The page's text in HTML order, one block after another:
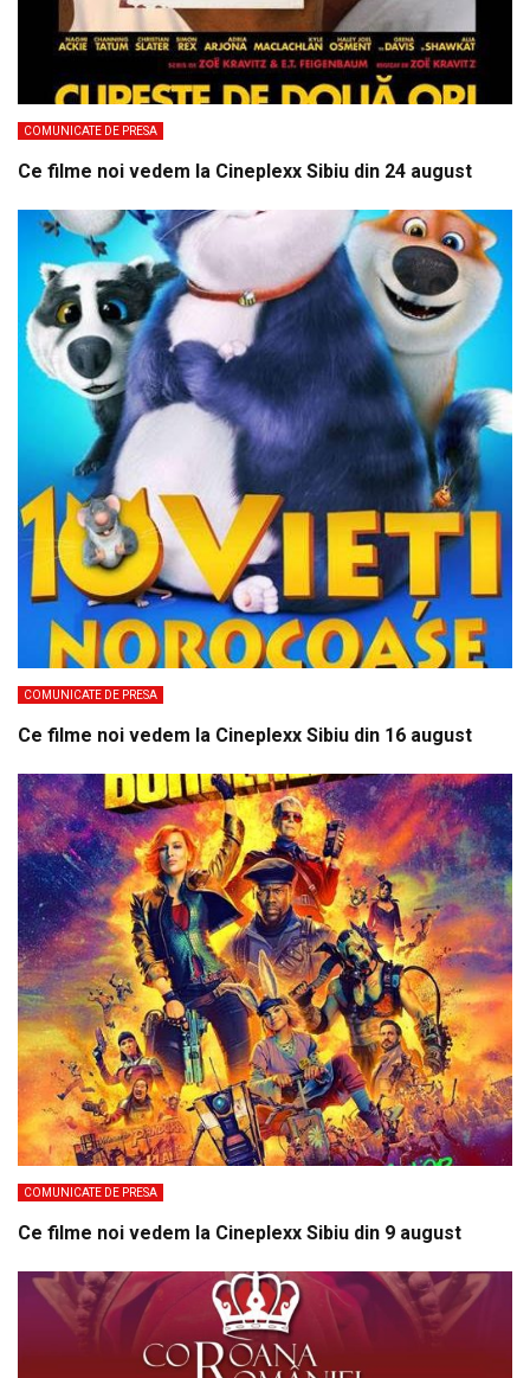
COMUNICATE DE PRESA
Ce filme noi vedem la Cineplexx Sibiu din 24 august
COMUNICATE DE PRESA
Ce filme noi vedem la Cineplexx Sibiu din 16 august
COMUNICATE DE PRESA
Ce filme noi vedem la Cineplexx Sibiu din 9 august